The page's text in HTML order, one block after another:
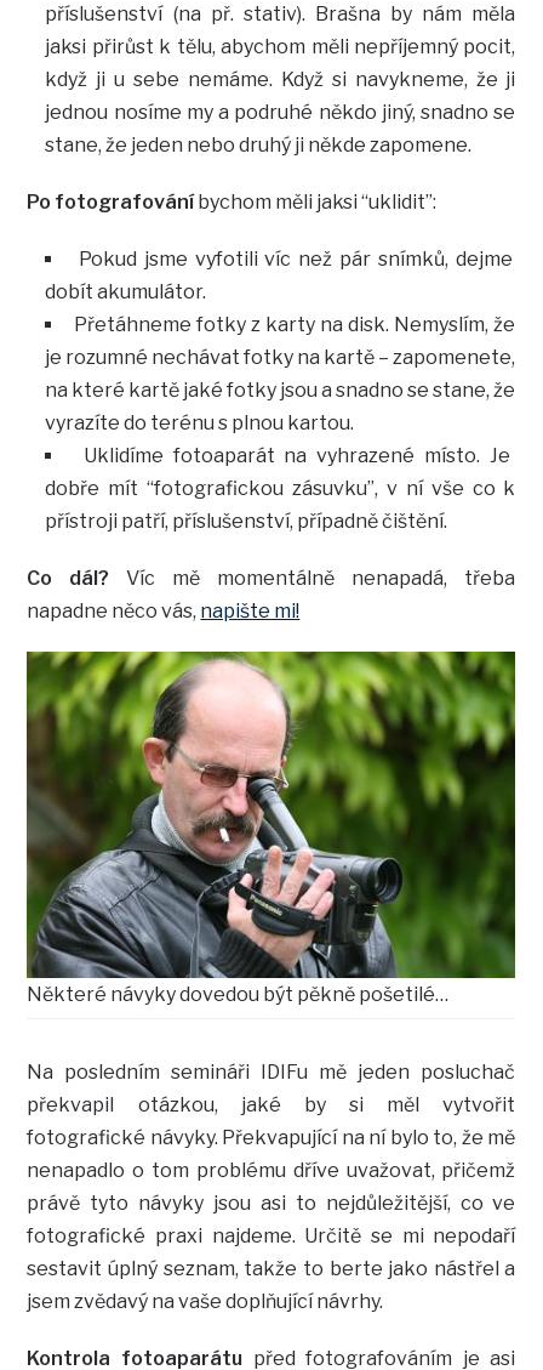
příslušenství (na př. stativ). Brašna by nám měla
jaksi přirůst k tělu, abychom měli nepříjemný pocit,
když ji u sebe nemáme. Když si navykneme, že ji
jednou nosíme my a podruhé někdo jiný, snadno se
stane, že jeden nebo druhý ji někde zapomene.
Po fotografováníbychom měli jaksi “uklidit”:
Pokud jsme vyfotili víc než pár snímků, dejme
dobít akumulátor.
Přetáhneme fotky z karty na disk. Nemyslím, že
je rozumné nechávat fotky na kartě – zapomenete,
na které kartě jaké fotky jsou a snadno se stane, že
vyrazíte do terénu s plnou kartou.
Uklidíme fotoaparát na vyhrazené místo. Je
dobře mít “fotografickou zásuvku”, v ní vše co k
přístroji patří, příslušenství, případně čištění.
Co dál? Víc mě momentálně nenapadá, třeba
napadne něco vás, napište mi!
Některé návyky dovedou být pěkně pošetilé…
Na posledním semináři IDIFu mě jeden posluchač
překvapil otázkou, jaké by si měl vytvořit
fotografické návyky. Překvapující na ní bylo to, že mě
nenapadlo o tom problému dříve uvažovat, přičemž
právě tyto návyky jsou asi to nejdůležitější, co ve
fotografické praxi najdeme. Určitě se mi nepodaří
sestavit úplný seznam, takže to berte jako nástřel a
jsem zvědavý na vaše doplňující návrhy.
Kontrola fotoaparátu před fotografováním je asi